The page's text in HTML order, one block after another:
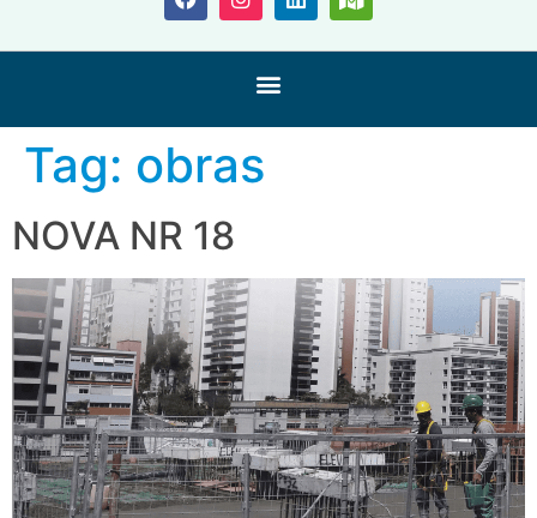
Tag: obras
NOVA NR 18